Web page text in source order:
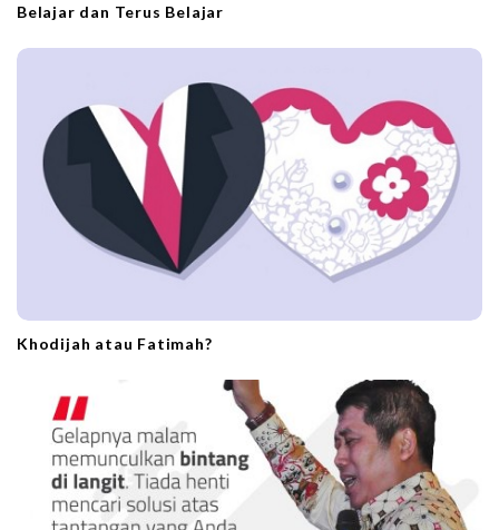
Belajar dan Terus Belajar
Khodijah atau Fatimah?